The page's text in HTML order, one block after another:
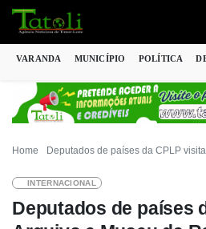
VARANDA MUNICÍPIO POLÍTICA
Home Deputados de países da CPLP
INTERNACIONAL
Deputados de países